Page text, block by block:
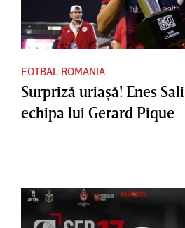
FOTBAL ROMANIA
Surpriză uriaşă! Enes
echipa lui Gerard Pique